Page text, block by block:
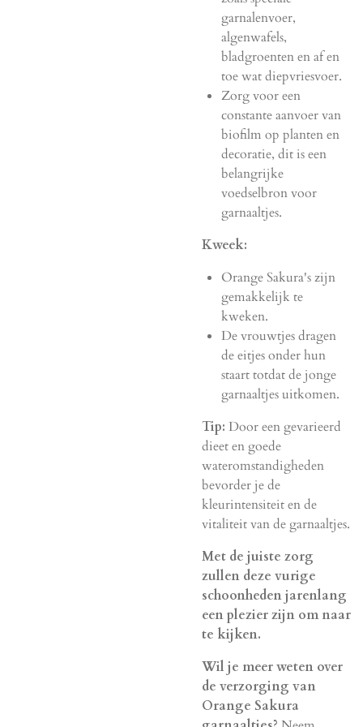
garnalenvoer,
algenwafels,
bladgroenten en af en
toe wat diepvriesvoer.
Zorg voor een
constante aanvoer van
biofilm op planten en
decoratie, dit is een
belangrijke
voedselbron voor
garnaaltjes.
Kweek:
Orange Sakura's zijn
gemakkelijk te
kweken.
De vrouwtjes dragen
de eitjes onder hun
staart totdat de jonge
garnaaltjes uitkomen.
Tip: Door een gevarieerd
dieet en goede
wateromstandigheden
bevorder je de
kleurintensiteit en de
vitaliteit van de garnaaltjes.
Met de juiste zorg
zullen deze vurige
schoonheden jarenlang
een plezier zijn om naar
te kijken.
Wil je meer weten over
de verzorging van
Orange Sakura